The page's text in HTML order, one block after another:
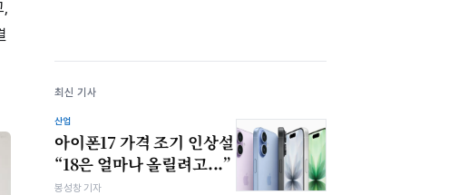
최신 기사
산업
아이폰17 가격 조기 인상설
“18은 얼마나 올릴려고...”
봉성창 기자